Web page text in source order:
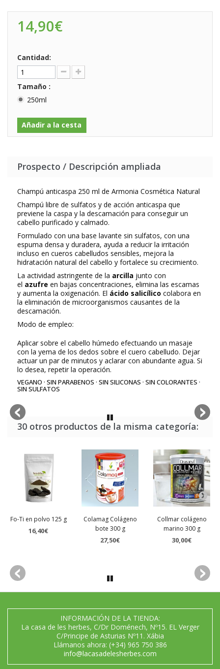
14,90€
Cantidad:
Tamaño :
250ml
Añadir a la cesta
Prospecto / Descripción ampliada
Champú anticaspa 250 ml de Armonia Cosmética Natural
Champú libre de sulfatos y de acción anticaspa que
previene la caspa y la descamación para conseguir un
cabello purificado y calmado.
Formulado con una base lavante sin sulfatos, con una
espuma densa y duradera, ayuda a reducir la irritación
incluso en cueros cabelludos sensibles, mejora la
hidratación natural del cabello y fortalece su crecimiento.
La actividad astringente de la arcilla junto con
el azufre en bajas concentraciones, elimina las escamas
y aumenta la oxigenación. El ácido salicílico colabora en
la eliminación de microorganismos causantes de la
descamación.
Modo de empleo:
Aplicar sobre el cabello húmedo efectuando un masaje
con la yema de los dedos sobre el cuero cabelludo. Dejar
actuar un par de minutos y aclarar con abundante agua. Si
lo desea, repetir la operación.
VEGANO · SIN PARABENOS · SIN SILICONAS · SIN COLORANTES ·
SIN SULFATOS
30 otros productos de la misma categoría:
Fo-Ti en polvo 125 g
16,40€
Colamag Colágeno
bote 300 g
27,50€
Collmar colágeno
marino 300 g
30,00€
INFORMACIÓN DE LA TIENDA:
La casa de les herbes, C/Dr Doménech, Nº15. EL Verger
C/Principe de Asturias Nº11. Xábia
Llámanos ahora: (+34) 965 750 386
info@lacasadelesherbes.com